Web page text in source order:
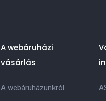
A webáruházi
vásárlás
A webáruházunkról